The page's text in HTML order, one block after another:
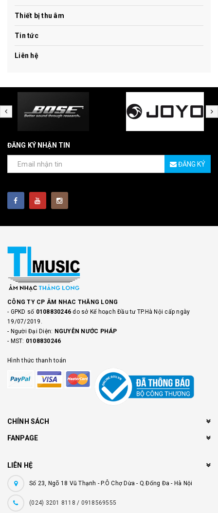
Thiết bị thu âm
Tin tức
Liên hệ
ĐĂNG KÝ NHẬN TIN
ĐĂNG KÝ
CÔNG TY CP ÂM NHAC THĂNG LONG
- GPKD số 0108830246do sở Kế hoạch Đầu tư TP.Hà Nội cấp ngày
19/07/2019.
- Người Đại Diện: NGUYỄN NƯỚC PHÁP
- MST: 0108830246
Hình thức thanh toán
CHÍNH SÁCH
FANPAGE
LIÊN HỆ
Số 23, Ngõ 18 Vũ Thạnh - P.Ô Chợ Dừa - Q.Đống Đa - Hà Nội
(024) 3201 8118 / 0918569555